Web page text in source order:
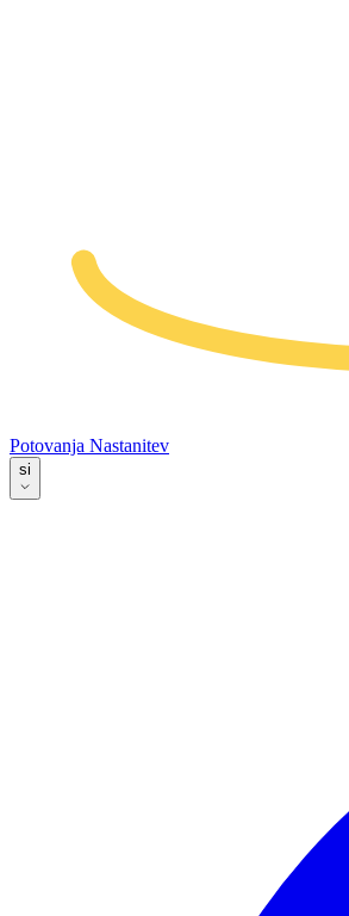
Potovanja Nastanitev
si